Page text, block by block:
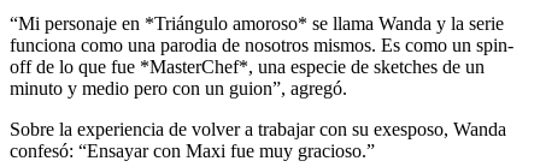
“Mi personaje en *Triángulo amoroso* se llama Wanda y la serie
funciona como una parodia de nosotros mismos. Es como un spin-
off de lo que fue *MasterChef*, una especie de sketches de un
minuto y medio pero con un guion”, agregó.
Sobre la experiencia de volver a trabajar con su exesposo, Wanda
confesó: “Ensayar con Maxi fue muy gracioso.”